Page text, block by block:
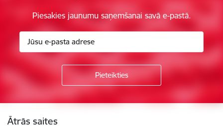
Piesakies jaunumu saņemšanai savā e-pastā.
Ātrās saites